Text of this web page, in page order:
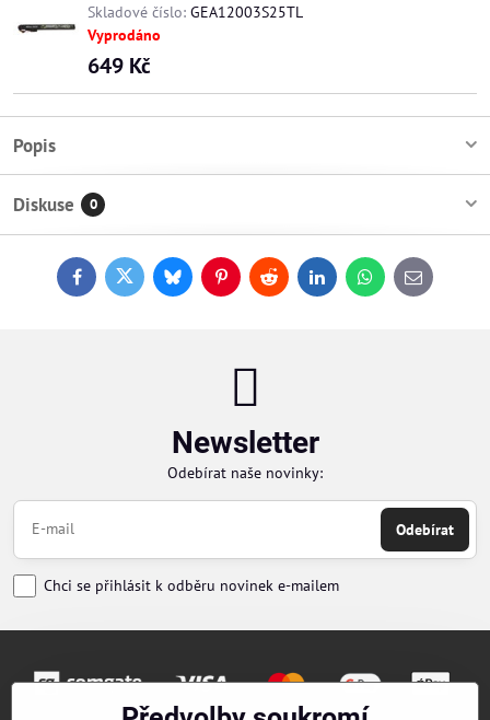
Skladové číslo: GEA12003S25TL
Vyprodáno
649 Kč
Popis
Diskuse 0
FacebookTwitterBlueskyPinterestReddit LinkedInWhatsApp
E-
mail
Newsletter
Odebírat naše novinky:
Odebírat
Chci se přihlásit k odběru novinek e-mailem